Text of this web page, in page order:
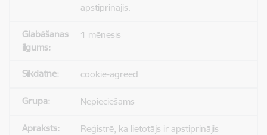
apstiprinājis.
1 mēnesis
cookie-agreed
Nepieciešams
Reģistrē, ka lietotājs ir apstiprinājis